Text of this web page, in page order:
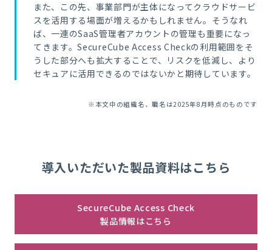
また、この先、事業部門が主体になってクラウドサービ
スを活用する場面が増えるかもしれません。そうなれ
ば、一連のSaaS管理者アカウントの管理も重要になっ
てきます。SecureCube Access Checkの利用範囲をそ
うした部分へも拡大することで、リスクを低減し、より
セキュアに活用できるのではないかと期待しています。
※本文中の組織名、職名は2025年8月時点のものです
導入いただいた製品資料はこちら
SecureCube Access Check
製品情報はこちら